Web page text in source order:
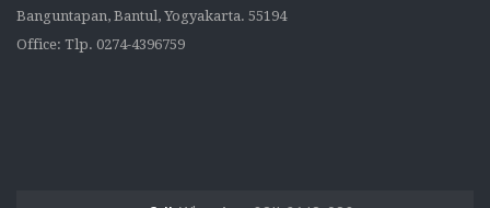
Banguntapan, Bantul, Yogyakarta. 55194
Office: Tlp. 0274-4396759